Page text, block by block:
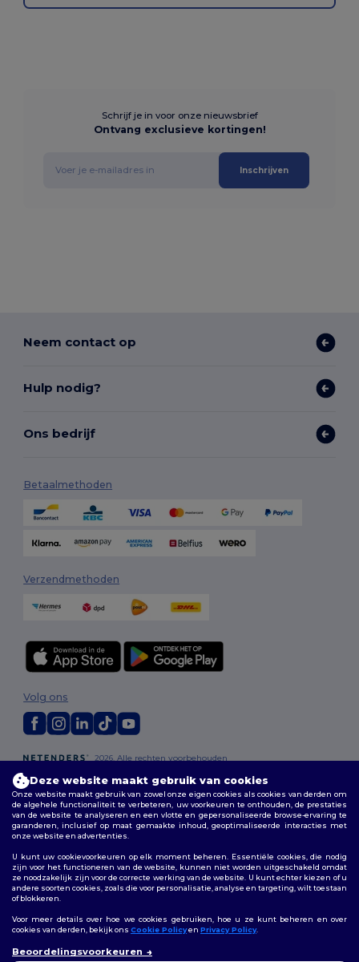
Schrijf je in voor onze nieuwsbrief
Ontvang exclusieve kortingen!
Inschrijven
Neem contact op
Hulp nodig?
Ons bedrijf
Betaalmethoden
Verzendmethoden
2026. Alle rechten voorbehouden
Algemene voorwaarden
Aanpassingsbeleid Privacybeleid
Cookiebeleid|Sitemap
Volg ons
Bruxelles | Anvers|Mortsel| Malines |Lierre|Turnhout|Geel|
Herentals |Hoogstraten |
Deze website maakt gebruik van cookies
Onze website maakt gebruik van zowel onze eigen cookies als cookies van derden om
de algehele functionaliteit te verbeteren, uw voorkeuren te onthouden, de prestaties
van de website te analyseren en een vlotte en gepersonaliseerde browse-ervaring te
garanderen, inclusief op maat gemaakte inhoud, geoptimaliseerde interacties met
onze website en advertenties.
U kunt uw cookievoorkeuren op elk moment beheren. Essentiële cookies, die nodig
zijn voor het functioneren van de website, kunnen niet worden uitgeschakeld omdat
ze noodzakelijk zijn voor de correcte werking van de website. U kunt echter kiezen of u
andere soorten cookies, zoals die voor personalisatie, analyse en targeting, wilt toestaan
of blokkeren.
Voor meer details over hoe we cookies gebruiken, hoe u ze kunt beheren en over
cookies van derden, bekijk ons Cookie Policyen Privacy Policy.
Beoordelingsvoorkeuren